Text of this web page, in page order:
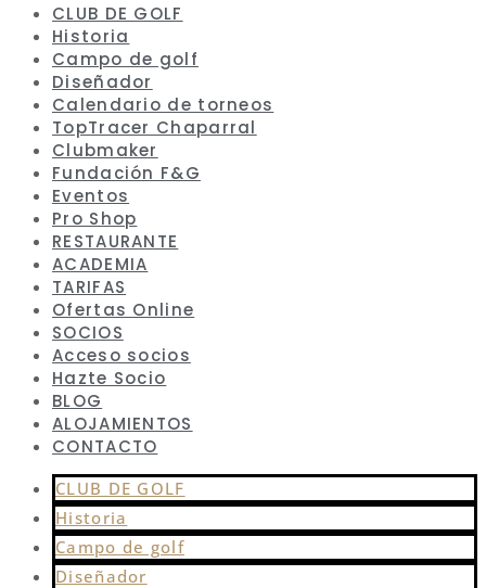
CLUB DE GOLF
Historia
Campo de golf
Diseñador
Calendario de torneos
TopTracer Chaparral
Clubmaker
Fundación F&G
Eventos
Pro Shop
RESTAURANTE
ACADEMIA
TARIFAS
Ofertas Online
SOCIOS
Acceso socios
Hazte Socio
BLOG
ALOJAMIENTOS
CONTACTO
CLUB DE GOLF
Historia
Campo de golf
Diseñador